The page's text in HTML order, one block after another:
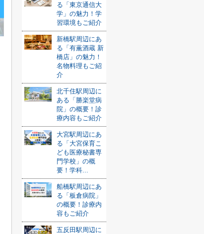
る「東京通信大
学」の魅力！学
習環境もご紹介
新橋駅周辺にあ
る「有薫酒蔵 新
橋店」の魅力！
名物料理もご紹
介
北千住駅周辺に
ある「勝楽堂病
院」の概要！診
療内容もご紹介
大宮駅周辺にあ
る「大宮保育こ
ども医療秘書専
門学校」の概
要！学科...
船橋駅周辺にあ
る「板倉病院」
の概要！診療内
容もご紹介
五反田駅周辺に